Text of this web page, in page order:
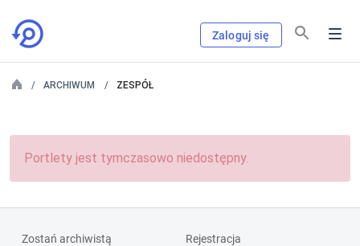
Zaloguj się
ARCHIWUM ZESPÓŁ
Portlety jest tymczasowo niedostępny.
Zostań archiwistą
Rejestracja